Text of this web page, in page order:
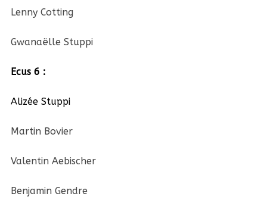
Lenny Cotting
Gwanaëlle Stuppi
Ecus 6 :
Alizée Stuppi
Martin Bovier
Valentin Aebischer
Benjamin Gendre